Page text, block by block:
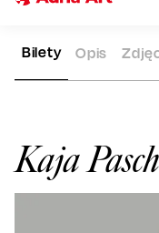
ADRIA ART
Kaja
Bilety Opis